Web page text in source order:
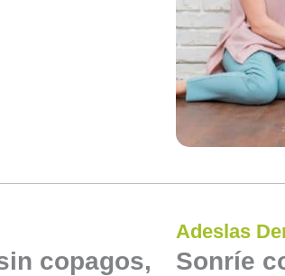
copagos,
Adeslas
Sonríe